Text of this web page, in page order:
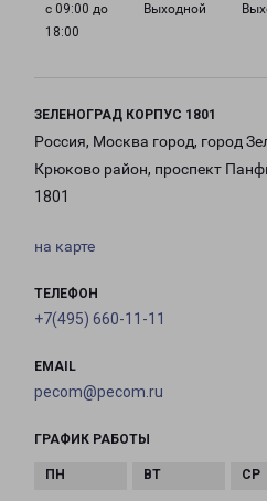
с 09:00 до
18:00
Выходной
ЗЕЛЕНОГРАД КОРПУС 1801
Россия, Москва город, город
Крюково район, проспект
1801
на карте
ТЕЛЕФОН
+7(495) 660-11-11
EMAIL
pecom@pecom.ru
ГРАФИК РАБОТЫ